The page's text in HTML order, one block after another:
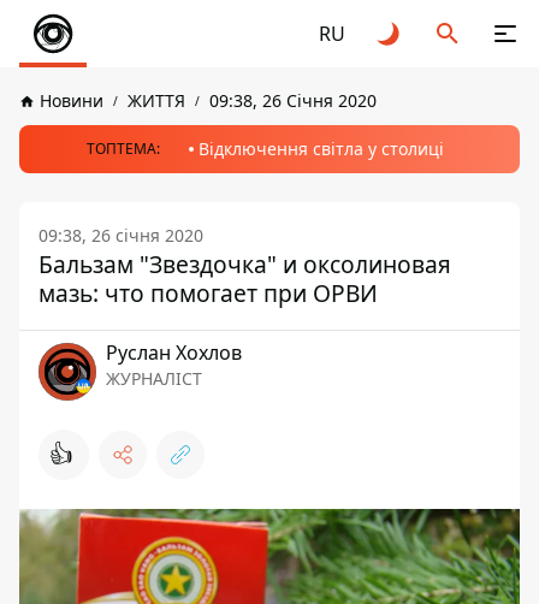
RU
Новини ЖИТТЯ 09:38, 26 Січня 2020
ТОПТЕМА: Відключення світла у столиці
09:38, 26 січня 2020
Бальзам "Звездочка" и оксолиновая
мазь: что помогает при ОРВИ
Руслан Хохлов
ЖУРНАЛІСТ
👍